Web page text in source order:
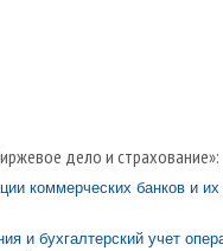
дело и страхование»:
коммерческих банков и их
и бухгалтерский учет